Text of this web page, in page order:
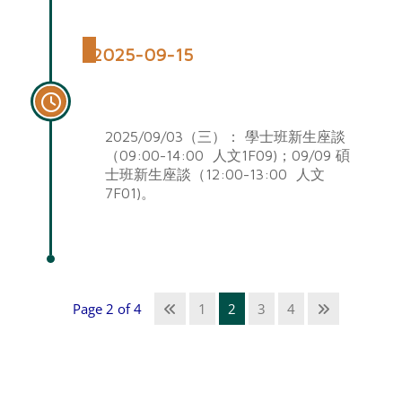
2025-09-15
2025/09/03（三）： 學士班新生座談
（09:00-14:00 人文1F09)；09/09 碩
士班新生座談（12:00-13:00 人文
7F01)。
Page 2 of 4 1 2 3 4